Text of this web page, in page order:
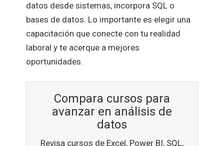
datos desde sistemas, incorpora SQL o
bases de datos. Lo importante es elegir una
capacitación que conecte con tu realidad
laboral y te acerque a mejores
oportunidades.
Compara cursos para
avanzar en análisis de
datos
Revisa cursos de Excel, Power BI, SQL,